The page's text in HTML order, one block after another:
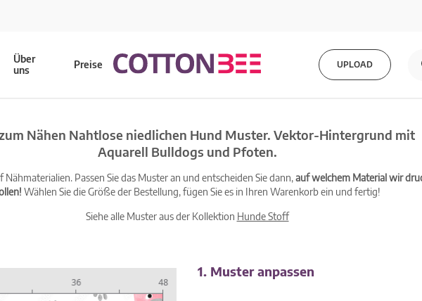
Über
uns
Preise UPLOAD
Nähen Nahtlose niedlichen Hund Muster. Vektor-Hintergrund mit
Aquarell Bulldogs und Pfoten.
Passen Sie das Muster an und entscheiden Sie dann,auf welchem Material wir
Wählen Sie die Größe der Bestellung, fügen Sie es in Ihren Warenkorb ein und fertig!
Siehe alle Muster aus der Kollektion Hunde Stoff
1. Muster anpassen